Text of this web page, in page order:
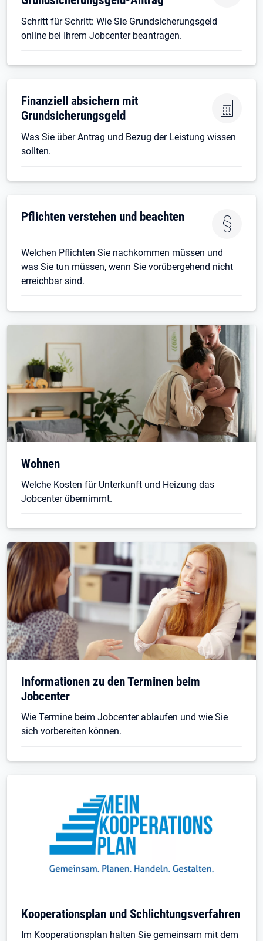
Schritt für Schritt: Wie Sie Grundsicherungsgeld
online bei Ihrem Jobcenter beantragen.
Finanziell absichern mit
Grundsicherungsgeld
Was Sie über Antrag und Bezug der Leistung wissen
sollten.
Pflichten verstehen und beachten
Welchen Pflichten Sie nachkommen müssen und
was Sie tun müssen, wenn Sie vorübergehend nicht
erreichbar sind.
Wohnen
Welche Kosten für Unterkunft und Heizung das
Jobcenter übernimmt.
Informationen zu den Terminen beim
Jobcenter
Wie Termine beim Jobcenter ablaufen und wie Sie
sich vorbereiten können.
Kooperationsplan und Schlichtungsverfahren
Im Kooperationsplan halten Sie gemeinsam mit dem